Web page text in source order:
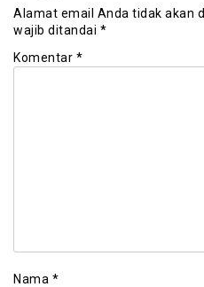
Alamat email Anda tidak akan
wajib ditandai *
Komentar *
Nama *